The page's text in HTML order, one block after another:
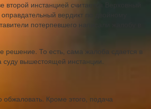
инстанцией считается Верховный
вердикт по двойному
потерпевшего написали жалобу в
решение. То есть, сама жалоба сдается в
вышестоящей инстанции.
Кроме этого, подача